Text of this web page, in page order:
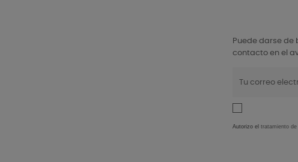
Puede darse de
contacto en el
Autorizo el tratamiento